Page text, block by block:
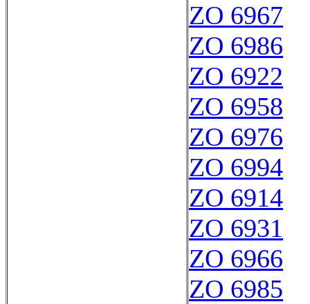
ZO 6967
ZO 6986
ZO 6922
ZO 6958
ZO 6976
ZO 6994
ZO 6914
ZO 6931
ZO 6966
ZO 6985